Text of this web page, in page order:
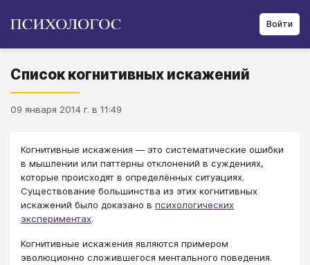
Войти
Список когнитивных искажений
09 января 2014 г. в 11:49
Когнитивные искажения — это систематические ошибки
в мышлении или паттерны отклонений в суждениях,
которые происходят в определённых ситуациях.
Существование большинства из этих когнитивных
искажений было доказано в психологических
экспериментах.
Когнитивные искажения являются примером
эволюционно сложившегося ментального поведения.